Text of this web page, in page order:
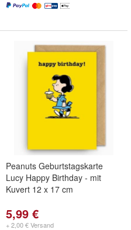
Peanuts Geburtstagskarte
Lucy Happy Birthday - mit
Kuvert 12 x 17 cm
5,99 €
+ 2,00 € Versand